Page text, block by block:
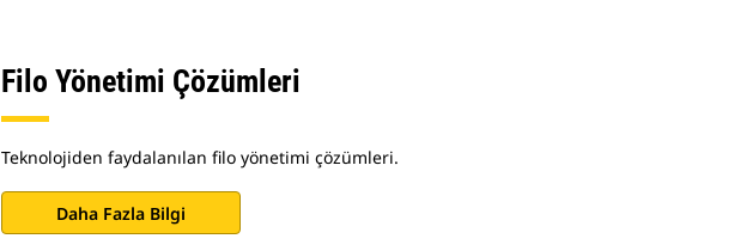
Filo Yönetimi Çözümleri
Teknolojiden faydalanılan filo yönetimi çözümleri.
Daha Fazla Bilgi